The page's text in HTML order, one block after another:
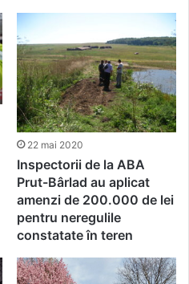
22 mai 2020
Inspectorii de la ABA
Prut-Bârlad au aplicat
amenzi de 200.000 de lei
pentru neregulile
constatate în teren